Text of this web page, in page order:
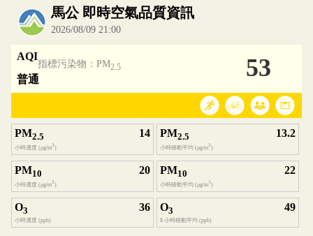
內嵌空氣品質小工具為視覺預覽，完整即時空